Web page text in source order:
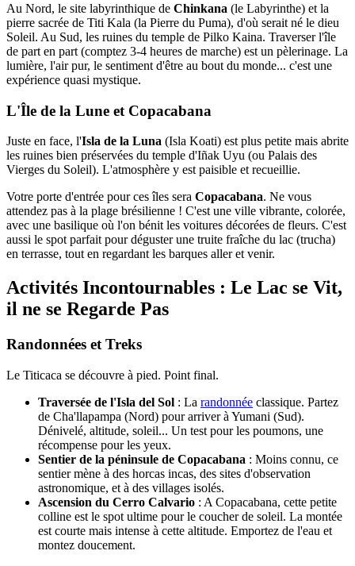
Au Nord, le site labyrinthique de Chinkana (le Labyrinthe) et la
pierre sacrée de Titi Kala (la Pierre du Puma), d'où serait né le dieu
Soleil. Au Sud, les ruines du temple de Pilko Kaina. Traverser l'île
de part en part (comptez 3-4 heures de marche) est un pèlerinage. La
lumière, l'air pur, le sentiment d'être au bout du monde... c'est une
expérience quasi mystique.
L'Île de la Lune et Copacabana
Juste en face, l'Isla de la Luna (Isla Koati) est plus petite mais abrite
les ruines bien préservées du temple d'Iñak Uyu (ou Palais des
Vierges du Soleil). L'atmosphère y est paisible et recueillie.
Votre porte d'entrée pour ces îles sera Copacabana. Ne vous
attendez pas à la plage brésilienne ! C'est une ville vibrante, colorée,
avec une basilique où l'on bénit les voitures décorées de fleurs. C'est
aussi le spot parfait pour déguster une truite fraîche du lac (trucha)
en terrasse, tout en regardant les barques aller et venir.
Activités Incontournables : Le Lac se Vit,
il ne se Regarde Pas
Randonnées et Treks
Le Titicaca se découvre à pied. Point final.
Traversée de l'Isla del Sol : La randonnée classique. Partez
de Cha'llapampa (Nord) pour arriver à Yumani (Sud).
Dénivelé, altitude, soleil... Un test pour les poumons, une
récompense pour les yeux.
Sentier de la péninsule de Copacabana : Moins connu, ce
sentier mène à des horcas incas, des sites d'observation
astronomique, et à des villages isolés.
Ascension du Cerro Calvario : A Copacabana, cette petite
colline est le spot ultime pour le coucher de soleil. La montée
est courte mais intense à cette altitude. Emportez de l'eau et
montez doucement.